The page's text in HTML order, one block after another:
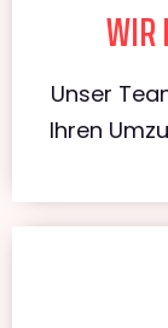
WIR
Unser
Ihren